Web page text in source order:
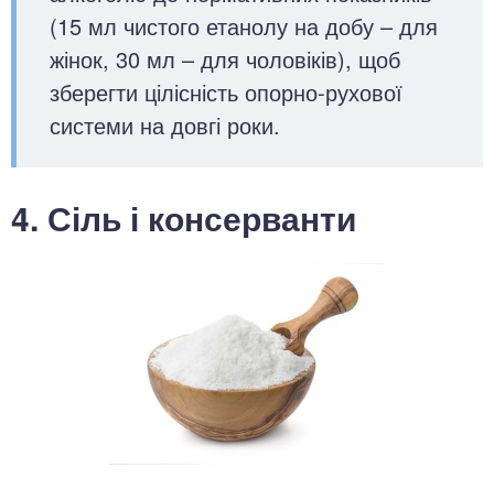
(15 мл чистого етанолу на добу – для
жінок, 30 мл – для чоловіків), щоб
зберегти цілісність опорно-рухової
системи на довгі роки.
4. Сіль і консерванти